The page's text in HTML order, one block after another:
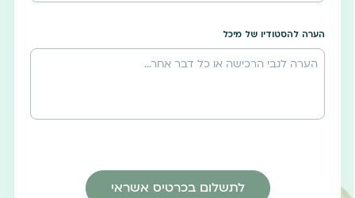
הערה להסטודיו של מיכל
לתשלום בכרטיס אשראי